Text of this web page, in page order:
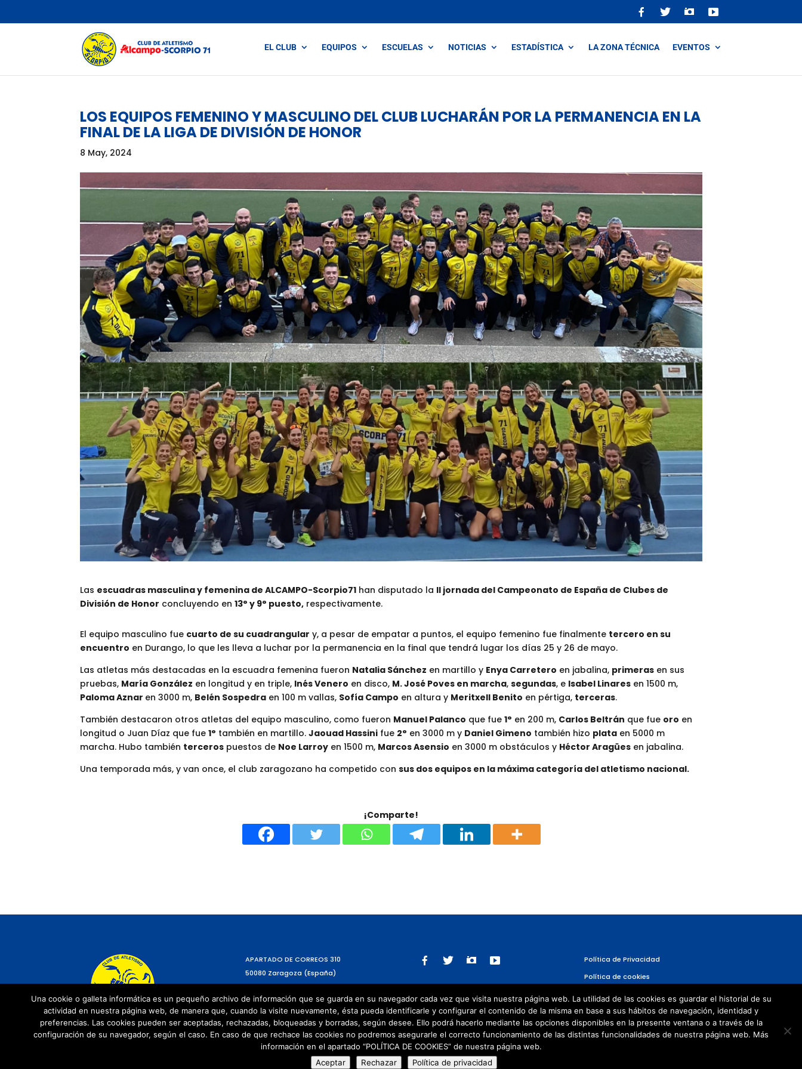
EL CLUB EQUIPOS ESCUELAS NOTICIAS ESTADÍSTICA LA ZONA TÉCNICA EVENTOS
LOS EQUIPOS FEMENINO Y MASCULINO DEL CLUB LUCHARÁN POR LA PERMANENCIA EN LA
FINAL DE LA LIGA DE DIVISIÓN DE HONOR
8 May, 2024
Las escuadras masculina y femenina de ALCAMPO-Scorpio71 han disputado la II jornada del Campeonato de España de Clubes de
División de Honor concluyendo en13° y 9° puesto, respectivamente.
El equipo masculino fue cuarto de su cuadrangular y, a pesar de empatar a puntos, el equipo femenino fue finalmente tercero en su
encuentro en Durango, lo que les lleva a luchar por la permanencia en la final que tendrá lugar los días 25 y 26 de mayo.
Las atletas más destacadas en la escuadra femenina fueron Natalia Sánchez en martillo y Enya Carretero en jabalina, primeras en sus
pruebas, María González en longitud y en triple, Inés Venero en disco, M. José Poves en marcha,segundas, e Isabel Linares en 1500 m,
Paloma Aznar en 3000 m, Belén Sospedra en 100 m vallas, Sofía Campo en altura y Meritxell Benito en pértiga, terceras.
También destacaron otros atletas del equipo masculino, como fueron Manuel Palanco que fue1° en 200 m, Carlos Beltrán que fue oro en
longitud o Juan Díaz que fue1° también en martillo.Jaouad Hassini fue 2° en 3000 m y Daniel Gimeno también hizo plata en 5000 m
marcha. Hubo también terceros puestos de Noe Larroy en 1500 m, Marcos Asensio en 3000 m obstáculos y Héctor Aragües en jabalina.
Una temporada más, y van once, el club zaragozano ha competido consus dos equipos en la máxima categoría del atletismo nacional.
¡Comparte!
APARTADO DE CORREOS 310
50080 Zaragoza (España)
Política de Privacidad
Política de cookies
Una cookie o galleta informática es un pequeño archivo de información que se guarda en su navegador cada vez que visita nuestra página web. La utilidad de las cookies es guardar el historial de su
actividad en nuestra página web, de manera que, cuando la visite nuevamente, ésta pueda identificarle y configurar el contenido de la misma en base a sus hábitos de navegación, identidad y
preferencias. Las cookies pueden ser aceptadas, rechazadas, bloqueadas y borradas, según desee. Ello podrá hacerlo mediante las opciones disponibles en la presente ventana o a través de la
configuración de su navegador, según el caso. En caso de que rechace las cookies no podremos asegurarle el correcto funcionamiento de las distintas funcionalidades de nuestra página web. Más
información en el apartado “POLÍTICA DE COOKIES” de nuestra página web.
Aceptar
Rechazar Política de privacidad